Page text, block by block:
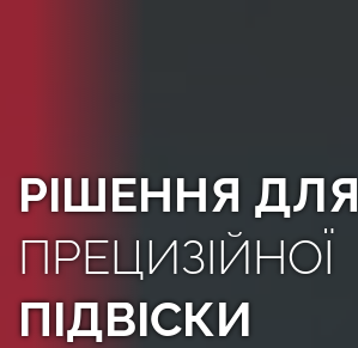
РІШЕННЯ ДЛЯ
ПРЕЦИЗІЙНОЇ
ПІДВІСКИ